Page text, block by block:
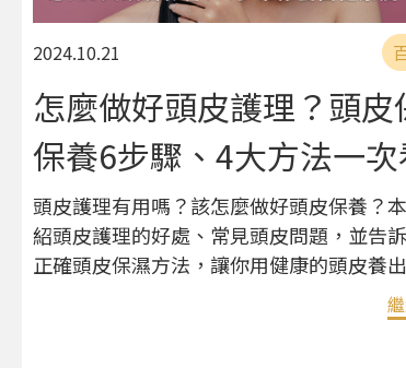
2024.10.21
怎麼做好頭皮護理？頭皮
保養6步驟、4大方法一次
頭皮護理有用嗎？該怎麼做好頭皮保養？
紹頭皮護理的好處、常見頭皮問題，並告
正確頭皮保濕方法，讓你用健康的頭皮養
根！最後教你頭皮護理產品3大挑選原則，